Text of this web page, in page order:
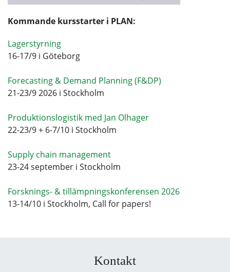
Kommande kursstarter i PLAN:
Lagerstyrning
16-17/9 i Göteborg
Forecasting & Demand Planning (F&DP)
21-23/9 2026 i Stockholm
Produktionslogistik med Jan Olhager
22-23/9 + 6-7/10 i Stockholm
Supply chain management
23-24 september i Stockholm
Forsknings- & tillämpningskonferensen 2026
13-14/10 i Stockholm, Call for papers!
Kontakt